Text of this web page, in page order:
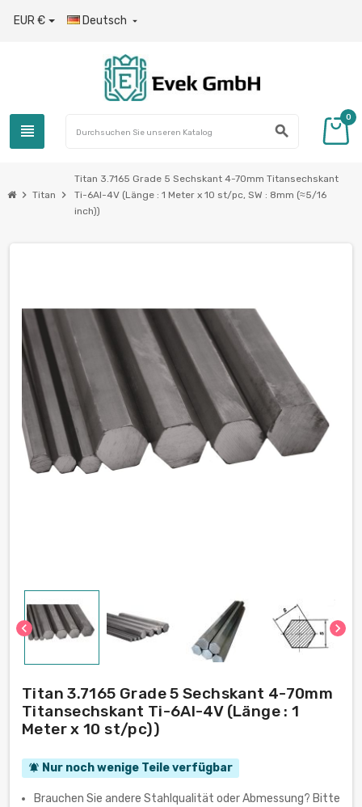
EUR € Deutsch 
view_headline search
0
chevron_right Titan chevron_right
Titan 3.7165 Grade 5 Sechskant 4-70mm Titansechskant
Ti-6Al-4V (Länge : 1 Meter x 10 st/pc, SW : 8mm (≈5/16
inch))
chevron_left chevron_right
Titan 3.7165 Grade 5 Sechskant 4-70mm
Titansechskant Ti-6Al-4V (Länge : 1
Meter x 10 st/pc))
notifications_active Nur noch wenige Teile verfügbar
Brauchen Sie andere Stahlqualität oder Abmessung? Bitte